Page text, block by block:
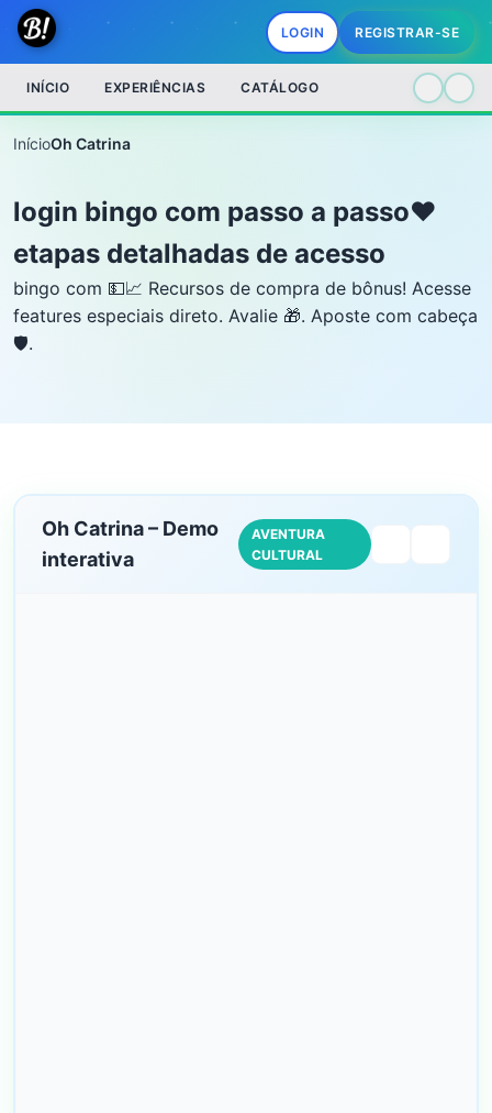
LOGIN REGISTRAR-SE
INÍCIO EXPERIÊNCIAS CATÁLOGO
InícioOh Catrina
login bingo com passo a passo❤️
etapas detalhadas de acesso
bingo com 💵📈 Recursos de compra de bônus! Acesse
features especiais direto. Avalie 🎁. Aposte com cabeça
🛡️.
Oh Catrina – Demo
interativa
AVENTURA
CULTURAL